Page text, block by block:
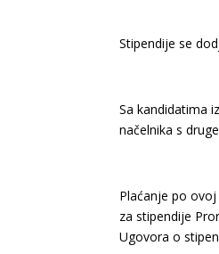
Stipendije se
Sa kandidatima
načelnika s
Plaćanje po
za stipendije
Ugovora o